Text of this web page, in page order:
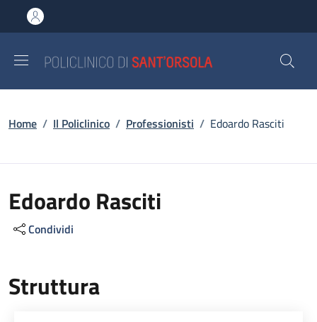
al contenuto principale
to footer content
Briciole di pane
Home / Il Policlinico / Professionisti / Edoardo Rasciti
Edoardo Rasciti
Condividi
Struttura